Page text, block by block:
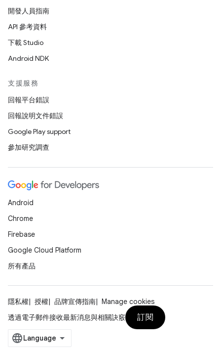
開發人員指南
API 參考資料
下載 Studio
Android NDK
支援服務
回報平台錯誤
回報說明文件錯誤
Google Play support
參加研究調查
Android
Chrome
Firebase
Google Cloud Platform
所有產品
隱私權 授權 品牌宣傳指南
Manage cookies
透過電子郵件接收最新消息與相關訣竅
訂閱